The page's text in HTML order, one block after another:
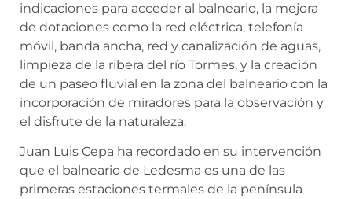
indicaciones para acceder al balneario, la mejora
de dotaciones como la red eléctrica, telefonía
móvil, banda ancha, red y canalización de aguas,
limpieza de la ribera del río Tormes, y la creación
de un paseo fluvial en la zona del balneario con la
incorporación de miradores para la observación y
el disfrute de la naturaleza.
Juan Luis Cepa ha recordado en su intervención
que el balneario de Ledesma es una de las
primeras estaciones termales de la península